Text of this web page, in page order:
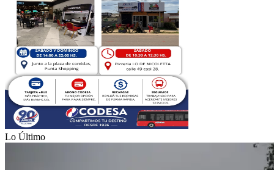
Lo Último